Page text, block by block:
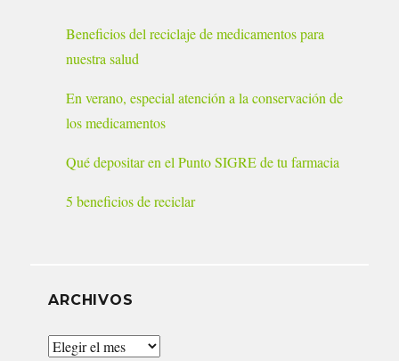
Beneficios del reciclaje de medicamentos para
nuestra salud
En verano, especial atención a la conservación de
los medicamentos
Qué depositar en el Punto SIGRE de tu farmacia
5 beneficios de reciclar
ARCHIVOS
Archivos